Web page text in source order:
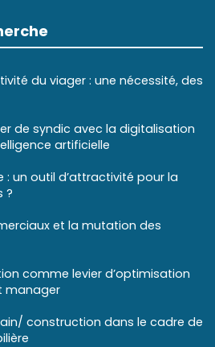
du viager : une nécessité, des
de syndic avec la digitalisation
artificielle
: un outil d’attractivité pour la
?
et la mutation des
comme levier d’optimisation
manager
construction dans le cadre de